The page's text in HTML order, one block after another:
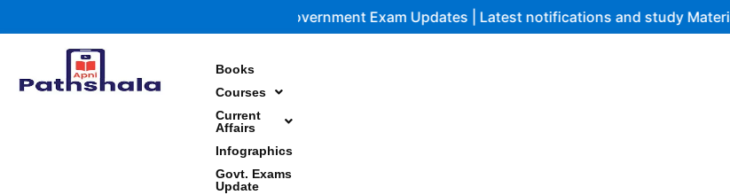
to
Government Exam Updates | Latest notifications and study Materials
Books
Courses
Current
Affairs
Infographics
Govt. Exams
Update